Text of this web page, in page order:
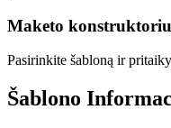
Maketo
Pasirinkite šabloną ir
Šablono